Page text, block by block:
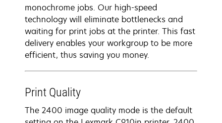
monochrome jobs. Our high-speed
technology will eliminate bottlenecks and
waiting for print jobs at the printer. This fast
delivery enables your workgroup to be more
efficient, thus saving you money.
Print Quality
The 2400 image quality mode is the default